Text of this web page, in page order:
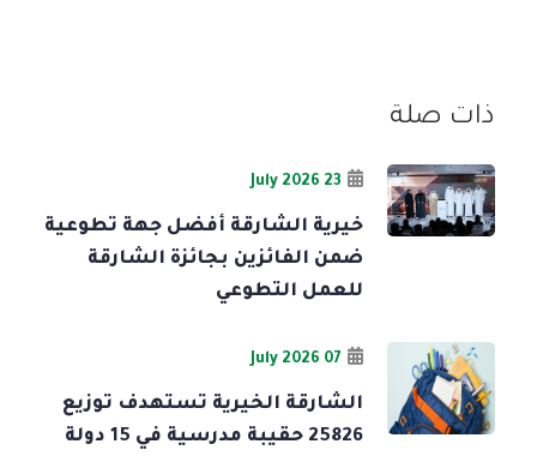
ذات صلة
23 July 2026
خيرية الشارقة أفضل جهة تطوعية
ضمن الفائزين بجائزة الشارقة
للعمل التطوعي
07 July 2026
الشارقة الخيرية تستهدف توزيع
25826 حقيبة مدرسية في 15 دولة